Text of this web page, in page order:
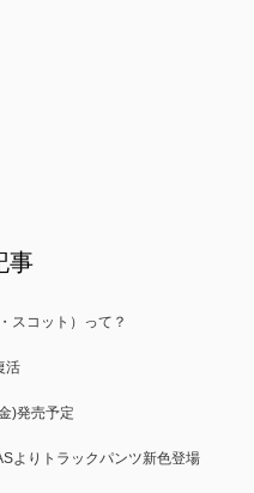
事
スコット）って？
活
)発売予定
よりトラックパンツ新色登場